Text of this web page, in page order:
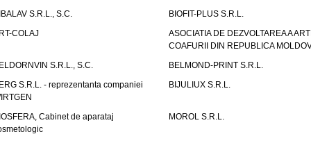
S.R.L., S.C.
BIOFIT-PLUS S.R.L.
COLAJ
ASOCIATIA DE DEZVOLTAREA A
COAFURII DIN REPUBLICA
S.R.L., S.C.
BELMOND-PRINT S.R.L.
S.R.L. - reprezentanta companiei
BIJULIUX S.R.L.
Cabinet de aparataj
MOROL S.R.L.